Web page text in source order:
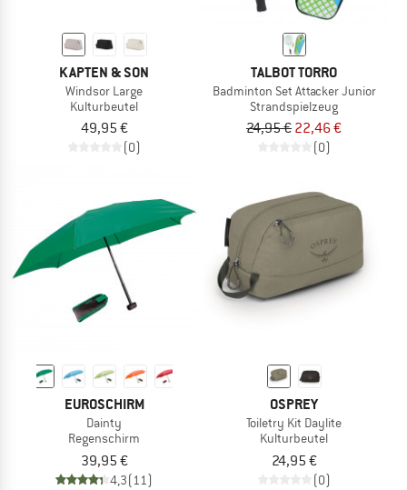
KAPTEN & SON
Windsor Large
Kulturbeutel
49,95 €
(0)
TALBOT TORRO
Badminton Set Attacker Junior
Strandspielzeug
24,95 € 22,46 €
(0)
EUROSCHIRM
Dainty
Regenschirm
39,95 €
4,3(11)
OSPREY
Toiletry Kit Daylite
Kulturbeutel
24,95 €
(0)